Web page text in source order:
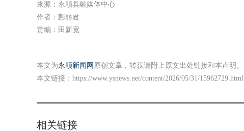
来源：永顺县融媒体中心
作者：彭丽君
责编：田新宽
本文为永顺新闻网 原创文章，转载请附上原文出处链接和本声明。
本文链接： https://www.ysnews.net/content/2026/05/31/15962729.html
相关链接